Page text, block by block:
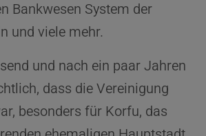
Bankwesen System der
und viele mehr.
und nach ein paar Jahren
dass die Vereinigung
besonders für Korfu, das